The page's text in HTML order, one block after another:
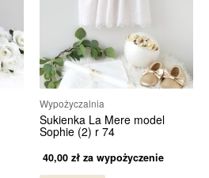
Wypożyczalnia
Sukienka La Mere model
Sophie (2) r 74
40,00 zł za wypożyczenie